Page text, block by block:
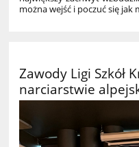
można wejść i poczuć się jak
Zawody Ligi Szkół
narciarstwie